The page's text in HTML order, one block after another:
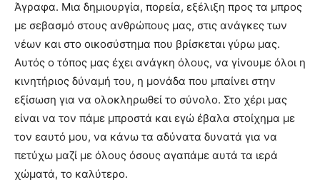
Άγραφα. Μια δημιουργία, πορεία, εξέλιξη προς τα μπρος
με σεβασμό στους ανθρώπους μας, στις ανάγκες των
νέων και στο οικοσύστημα που βρίσκεται γύρω μας.
Αυτός ο τόπος μας έχει ανάγκη όλους, να γίνουμε όλοι η
κινητήριος δύναμή του, η μονάδα που μπαίνει στην
εξίσωση για να ολοκληρωθεί το σύνολο. Στο χέρι μας
είναι να τον πάμε μπροστά και εγώ έβαλα στοίχημα με
τον εαυτό μου, να κάνω τα αδύνατα δυνατά για να
πετύχω μαζί με όλους όσους αγαπάμε αυτά τα ιερά
χώματά, το καλύτερο.